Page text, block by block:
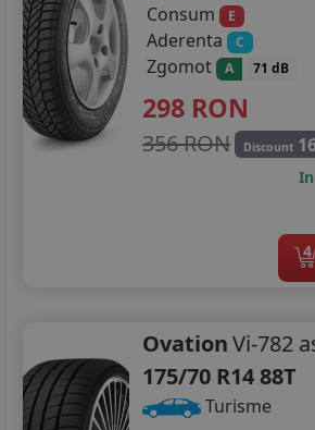
185/60R15
185/65R15
195/55R15
215/45R16
205/40R17
Consum
E
Aderenta C
Zgomot A 71 dB
298 RON
356 RON Discount
4
OvationVi-782
175/70 R14 88T
Turisme